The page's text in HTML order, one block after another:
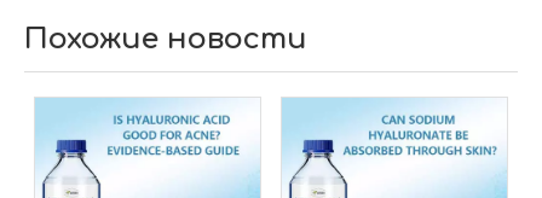
Похожие новости